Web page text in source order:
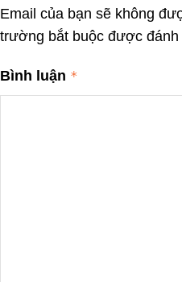
Email của bạn sẽ không
trường bắt buộc được đánh
Bình luận *